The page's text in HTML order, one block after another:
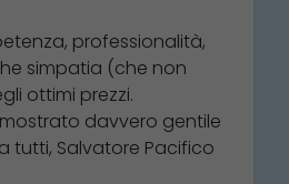
a chi
società di essere
Tra l'altro
per NON avere i
negozio... Se si
professionalità,
simpatia (che non
ottimi prezzi.
davvero gentile
tutti, Salvatore Pacifico